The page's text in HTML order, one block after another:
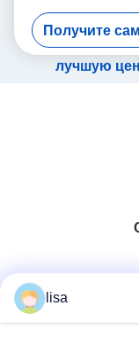
брони
Получите
лучшую
lisa